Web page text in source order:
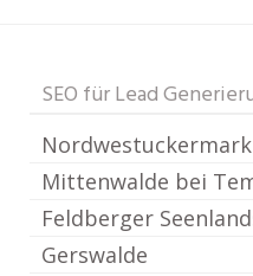
-
SEO für Lead
Nordwestuckermark
Mittenwalde bei
Feldberger
Gerswalde